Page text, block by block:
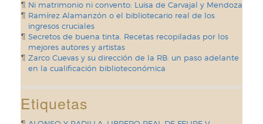
Ni matrimonio ni convento: Luisa de Carvajal y Mendoza
Ramírez Alamanzón o el bibliotecario real de los
ingresos cruciales
Secretos de buena tinta. Recetas recopiladas por los
mejores autores y artistas
Zarco Cuevas y su dirección de la RB: un paso adelante
en la cualificación biblioteconómica
Etiquetas